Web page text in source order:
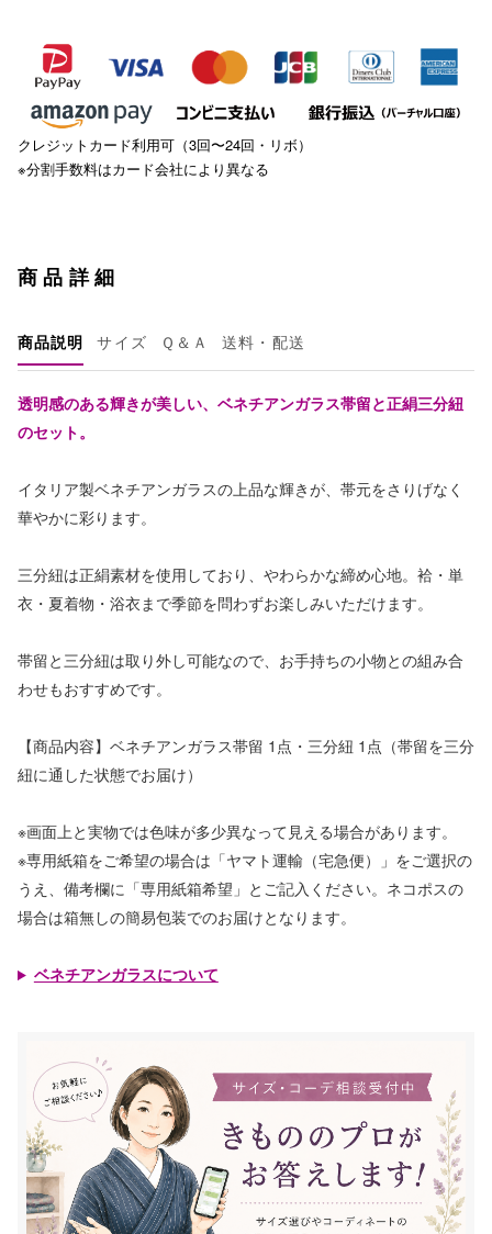
クレジットカード利用可（3回〜24回・リボ）
※分割手数料はカード会社により異なる
商品詳細
商品説明 サイズ Ｑ＆Ａ 送料・配送
透明感のある輝きが美しい、ベネチアンガラス帯留と正絹三分紐
のセット。
イタリア製ベネチアンガラスの上品な輝きが、帯元をさりげなく
華やかに彩ります。
三分紐は正絹素材を使用しており、やわらかな締め心地。袷・単
衣・夏着物・浴衣まで季節を問わずお楽しみいただけます。
帯留と三分紐は取り外し可能なので、お手持ちの小物との組み合
わせもおすすめです。
【商品内容】ベネチアンガラス帯留 1点・三分紐 1点（帯留を三分
紐に通した状態でお届け）
※画面上と実物では色味が多少異なって見える場合があります。
※専用紙箱をご希望の場合は「ヤマト運輸（宅急便）」をご選択の
うえ、備考欄に「専用紙箱希望」とご記入ください。ネコポスの
場合は箱無しの簡易包装でのお届けとなります。
ベネチアンガラスについて